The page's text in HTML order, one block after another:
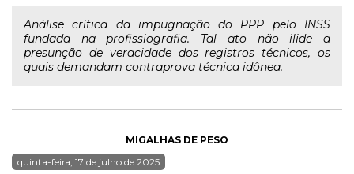
Análise crítica da impugnação do PPP pelo INSS
fundada na profissiografia. Tal ato não ilide a
presunção de veracidade dos registros técnicos, os
quais demandam contraprova técnica idônea.
MIGALHAS DE PESO
quinta-feira, 17 de julho de 2025